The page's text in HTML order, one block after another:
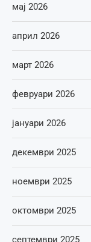
мај 2026
април 2026
март 2026
февруари 2026
јануари 2026
декември 2025
ноември 2025
октомври 2025
септември 2025